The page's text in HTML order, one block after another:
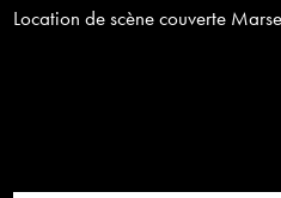
Location de scène couverte